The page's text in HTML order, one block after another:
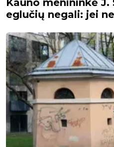
Kauno menininkė
eglučių negali: jei